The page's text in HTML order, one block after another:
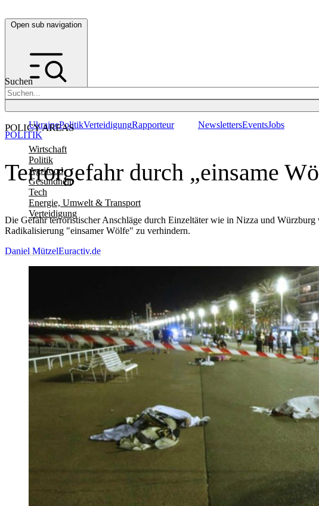
Open sub navigation
Suchen
POLICY AREAS
Wirtschaft
Politik
Agrifood
Gesundheit
Tech
Energie, Umwelt & Transport
Verteidigung
UkrainePolitikVerteidigungRapporteur NewslettersEventsJobs
Terrorgefahr durch „einsame
Die Gefahr terroristischer Anschläge durch Einzeltäter wie in Nizza und
Radikalisierung "einsamer Wölfe" zu verhindern.
POLITIK
Daniel MützelEuractiv.de